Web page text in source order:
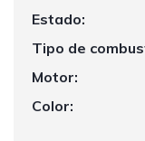
Estado:
Tipo de
Motor:
Color: